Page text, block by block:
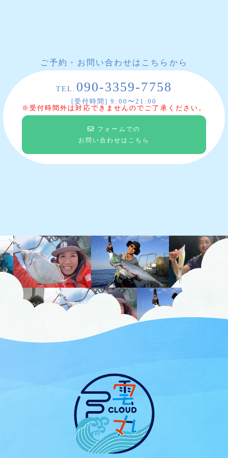
ご予約・お問い合わせはこちらから
TEL. 090-3359-7758
[受付時間] 9:00〜21:00
※受付時間外は対応できませんのでご了承ください。
フォームでの
お問い合わせはこちら